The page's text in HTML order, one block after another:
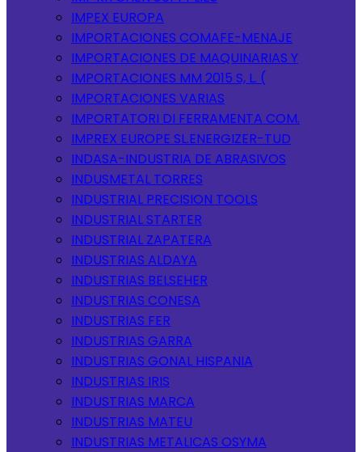
IMPEX EUROPA
IMPORTACIONES COMAFE-MENAJE
IMPORTACIONES DE MAQUINARIAS Y
IMPORTACIONES MM 2015 S, L. (
IMPORTACIONES VARIAS
IMPORTATORI DI FERRAMENTA COM.
IMPREX EUROPE SL.ENERGIZER-TUD
INDASA-INDUSTRIA DE ABRASIVOS
INDUSMETAL TORRES
INDUSTRIAL PRECISION TOOLS
INDUSTRIAL STARTER
INDUSTRIAL ZAPATERA
INDUSTRIAS ALDAYA
INDUSTRIAS BELSEHER
INDUSTRIAS CONESA
INDUSTRIAS FER
INDUSTRIAS GARRA
INDUSTRIAS GONAL HISPANIA
INDUSTRIAS IRIS
INDUSTRIAS MARCA
INDUSTRIAS MATEU
INDUSTRIAS METALICAS OSYMA